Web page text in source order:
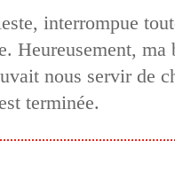
interrompue
Heureusement, ma
nous servir de
terminée.